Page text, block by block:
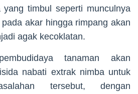
timbul seperti munculnya
akar hingga rimpang akan
agak kecoklatan.
tanaman akan
nabati extrak nimba untuk
tersebut, dengan